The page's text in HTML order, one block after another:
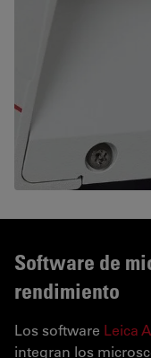
Software de
rendimiento
Los software Leica
integran los